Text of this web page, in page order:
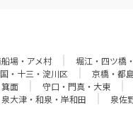
場・アメ村 堀江・四ツ橋
・十三・淀川区 京橋・都
面 守口・門真・大東
泉大津・和泉・岸和田 泉佐